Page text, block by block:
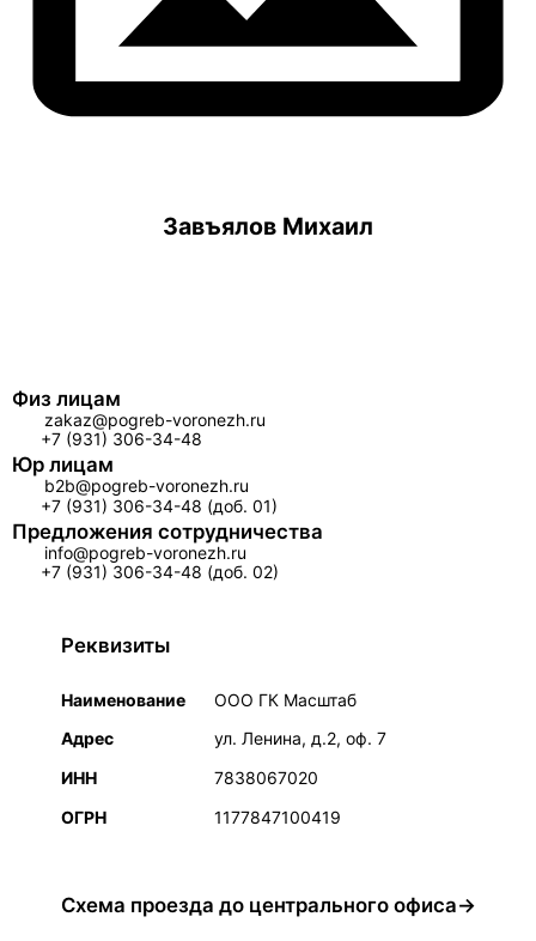
Завъялов Михаил
Физ лицам
zakaz@pogreb-voronezh.ru
+7 (931) 306-34-48
Юр лицам
b2b@pogreb-voronezh.ru
+7 (931) 306-34-48 (доб. 01)
Предложения сотрудничества
info@pogreb-voronezh.ru
+7 (931) 306-34-48 (доб. 02)
Реквизиты
Наименование
ООО ГК Масштаб
Адрес
ул. Ленина, д.2, оф. 7
ИНН
7838067020
ОГРН
1177847100419
Схема проезда до центрального офиса→